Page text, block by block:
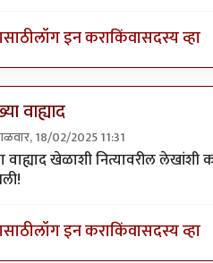
लॉग इन कराकिंवासदस्य व्हा
वाह्याद
18/02/2025 11:31
वाह्याद खेळाशी नित्यावरील
लॉग इन कराकिंवासदस्य व्हा